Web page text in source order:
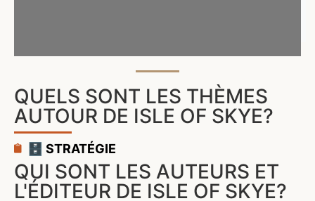
QUELS SONT LES THÈMES
AUTOUR DE ISLE OF SKYE?
🗄️ STRATÉGIE
QUI SONT LES AUTEURS ET
L'ÉDITEUR DE ISLE OF SKYE?